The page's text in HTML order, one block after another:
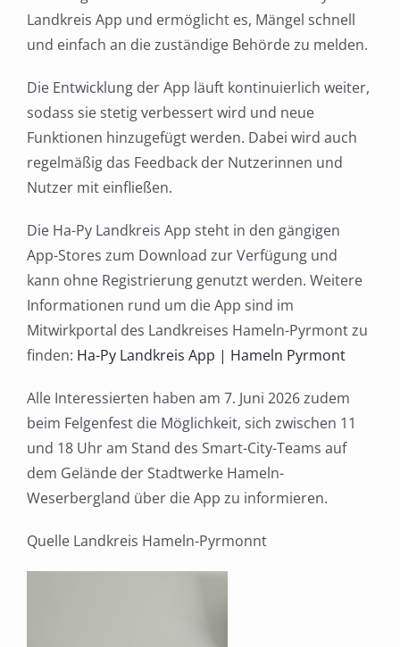
Landkreis App und ermöglicht es, Mängel schnell
und einfach an die zuständige Behörde zu melden.
Die Entwicklung der App läuft kontinuierlich weiter,
sodass sie stetig verbessert wird und neue
Funktionen hinzugefügt werden. Dabei wird auch
regelmäßig das Feedback der Nutzerinnen und
Nutzer mit einfließen.
Die Ha-Py Landkreis App steht in den gängigen
App-Stores zum Download zur Verfügung und
kann ohne Registrierung genutzt werden. Weitere
Informationen rund um die App sind im
Mitwirkportal des Landkreises Hameln-Pyrmont zu
finden: Ha-Py Landkreis App | Hameln Pyrmont
Alle Interessierten haben am 7. Juni 2026 zudem
beim Felgenfest die Möglichkeit, sich zwischen 11
und 18 Uhr am Stand des Smart-City-Teams auf
dem Gelände der Stadtwerke Hameln-
Weserbergland über die App zu informieren.
Quelle Landkreis Hameln-Pyrmonnt